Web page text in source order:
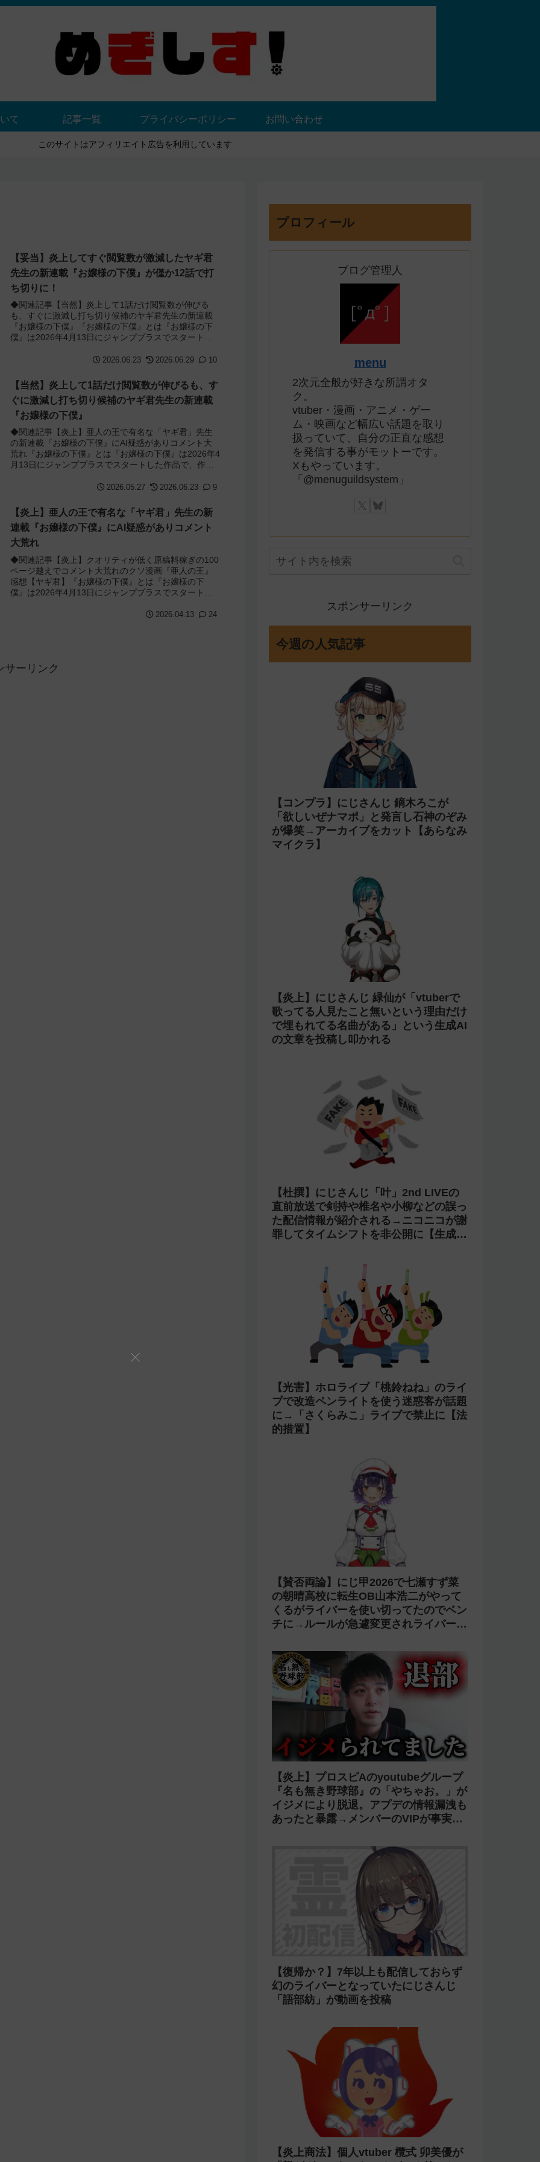
て 記事一覧 プライバシーポリシー お問い合わせ
このサイトはアフィリエイト広告を利用しています
【妥当】炎上してすぐ閲覧数が激減したヤギ君
先生の新連載『お嬢様の下僕』が僅か12話で打
ち切りに！
◆関連記事【当然】炎上して1話だけ閲覧数が伸びる
も、すぐに激減し打ち切り候補のヤギ君先生の新連載
『お嬢様の下僕』『お嬢様の下僕』とは『お嬢様の下
僕』は2026年4月13日にジャンププラスでスタートし
2026.06.23 2026.06.29 10
【当然】炎上して1話だけ閲覧数が伸びるも、す
ぐに激減し打ち切り候補のヤギ君先生の新連載
『お嬢様の下僕』
◆関連記事【炎上】亜人の王で有名な「ヤギ君」先生
の新連載『お嬢様の下僕』にAI疑惑がありコメント大
荒れ『お嬢様の下僕』とは『お嬢様の下僕』は2026年4
月13日にジャンププラスでスタートした作品で、作者
2026.05.27 2026.06.23 9
【炎上】亜人の王で有名な「ヤギ君」先生の新
連載『お嬢様の下僕』にAI疑惑がありコメント
大荒れ
◆関連記事【炎上】クオリティが低く原稿料稼ぎの100
ページ越えでコメント大荒れのクソ漫画『亜人の王』
感想【ヤギ君】『お嬢様の下僕』とは『お嬢様の下
僕』は2026年4月13日にジャンププラスでスタートし
2026.04.13 24
サーリンク
プロフィール
ブログ管理人
menu
2次元全般が好きな所謂オタ
ク。
vtuber・漫画・アニメ・ゲー
ム・映画など幅広い話題を取り
扱っていて、自分の正直な感想
を発信する事がモットーです。
Xもやっています。
「@menuguildsystem」
スポンサーリンク
今週の人気記事
【コンプラ】にじさんじ 鏑木ろこが
「欲しいぜナマポ」と発言し石神のぞみ
が爆笑→アーカイブをカット【あらなみ
マイクラ】
【炎上】にじさんじ 緑仙が「vtuberで
歌ってる人見たこと無いという理由だけ
で埋もれてる名曲がある」という生成AI
の文章を投稿し叩かれる
【杜撰】にじさんじ「叶」2nd LIVEの
直前放送で剣持や椎名や小柳などの誤っ
た配信情報が紹介される→ニコニコが謝
罪してタイムシフトを非公開に【生成
【光害】ホロライブ「桃鈴ねね」のライ
ブで改造ペンライトを使う迷惑客が話題
に→「さくらみこ」ライブで禁止に【法
的措置】
【賛否両論】にじ甲2026で七瀬すず菜
の朝晴高校に転生OB山本浩二がやって
くるがライバーを使い切ってたのでベン
チに→ルールが急遽変更されライバーの
【炎上】プロスピAのyoutubeグループ
『名も無き野球部』の「やちゃお。」が
イジメにより脱退。アプデの情報漏洩も
あったと暴露→メンバーのVIPが事実無
【復帰か？】7年以上も配信しておらず
幻のライバーとなっていたにじさんじ
「語部紡」が動画を投稿
【炎上商法】個人vtuber 欖式 卯美優が